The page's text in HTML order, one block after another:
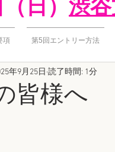
日）​ 渋
項 第5回エントリー方法
皆様へ
年9月25日 読了時間: 1分